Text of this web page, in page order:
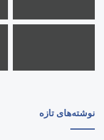
نوشته‌های تازه